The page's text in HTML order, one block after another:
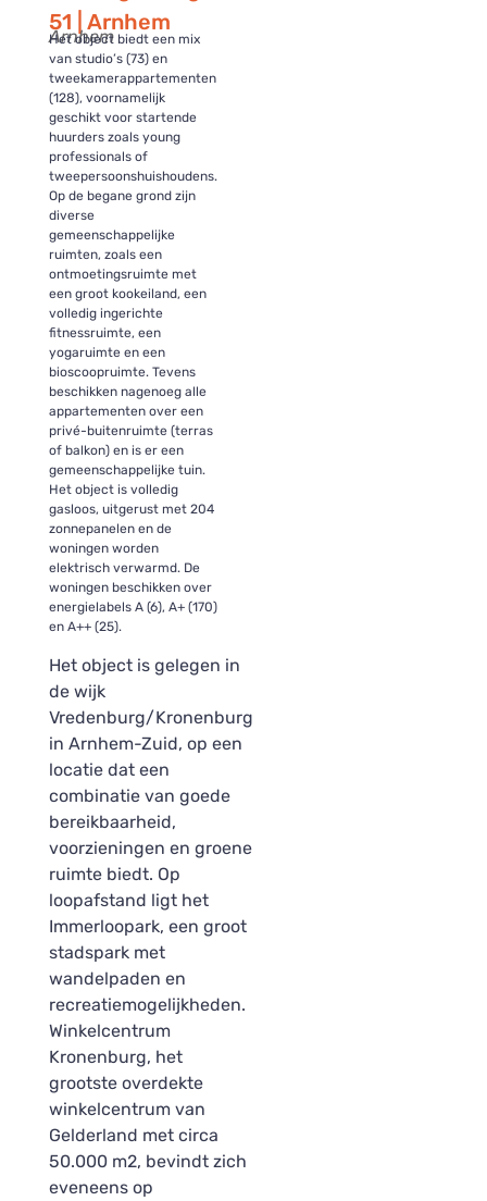
51 | Arnhem
Arnhem
Het object biedt een mix
van studio’s (73) en
tweekamerappartementen
(128), voornamelijk
geschikt voor startende
huurders zoals young
professionals of
tweepersoonshuishoudens.
Op de begane grond zijn
diverse
gemeenschappelijke
ruimten, zoals een
ontmoetingsruimte met
een groot kookeiland, een
volledig ingerichte
fitnessruimte, een
yogaruimte en een
bioscoopruimte. Tevens
beschikken nagenoeg alle
appartementen over een
privé-buitenruimte (terras
of balkon) en is er een
gemeenschappelijke tuin.
Het object is volledig
gasloos, uitgerust met 204
zonnepanelen en de
woningen worden
elektrisch verwarmd. De
woningen beschikken over
energielabels A (6), A+ (170)
en A++ (25).
Het object is gelegen in
de wijk
Vredenburg/Kronenburg
in Arnhem-Zuid, op een
locatie dat een
combinatie van goede
bereikbaarheid,
voorzieningen en groene
ruimte biedt. Op
loopafstand ligt het
Immerloopark, een groot
stadspark met
wandelpaden en
recreatiemogelijkheden.
Winkelcentrum
Kronenburg, het
grootste overdekte
winkelcentrum van
Gelderland met circa
50.000 m2, bevindt zich
eveneens op